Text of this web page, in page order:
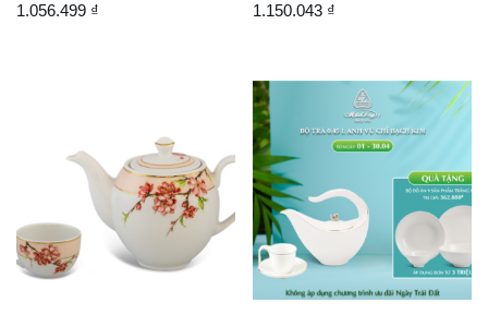
1.056.499 ₫ 1.150.043 ₫